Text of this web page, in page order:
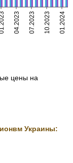
04.2023 07.2023 10.2023 01.2024
цены на
Украины: